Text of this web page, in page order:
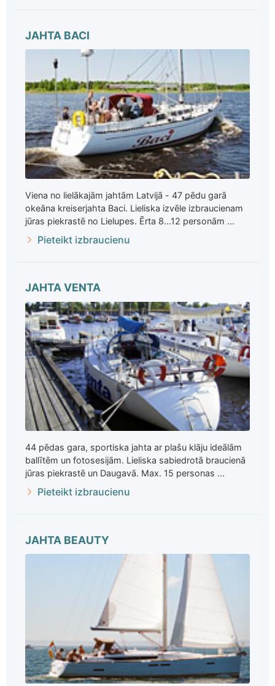
JAHTA BACI
Viena no lielākajām jahtām Latvijā - 47 pēdu garā
okeāna kreiserjahta Baci. Lieliska izvēle izbraucienam
jūras piekrastē no Lielupes. Ērta 8...12 personām ...
Pieteikt izbraucienu
JAHTA VENTA
44 pēdas gara, sportiska jahta ar plašu klāju ideālām
ballītēm un fotosesijām. Lieliska sabiedrotā braucienā
jūras piekrastē un Daugavā. Max. 15 personas ...
Pieteikt izbraucienu
JAHTA BEAUTY